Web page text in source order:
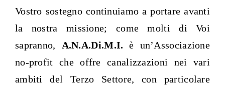
Vostro sostegno continuiamo a portare avanti
la nostra missione; come molti di Voi
sapranno, A.N.A.Di.M.I. è un’Associazione
no-profit che offre canalizzazioni nei vari
ambiti del Terzo Settore, con particolare